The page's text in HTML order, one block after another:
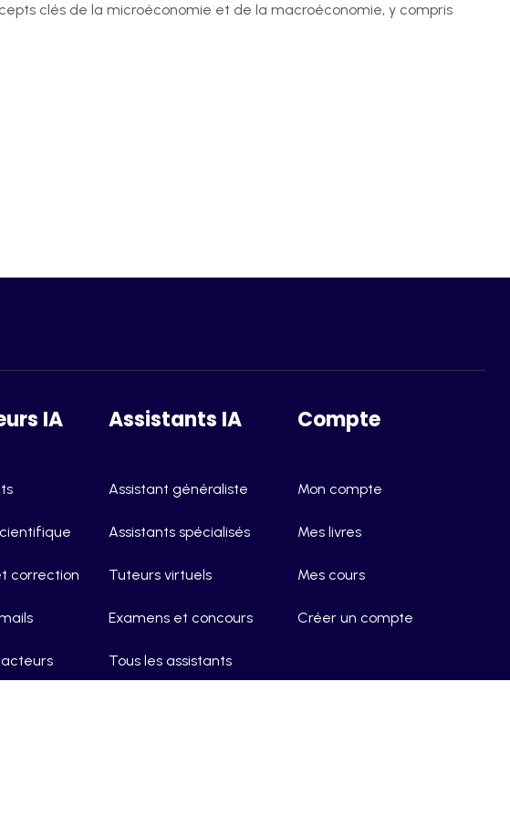
clés de la microéconomie et de la macroéconomie, y compris
IA
correction
Assistants IA
Assistant généraliste
Assistants spécialisés
Tuteurs virtuels
Examens et concours
Tous les assistants
Compte
Mon compte
Mes livres
Mes cours
Créer un compte